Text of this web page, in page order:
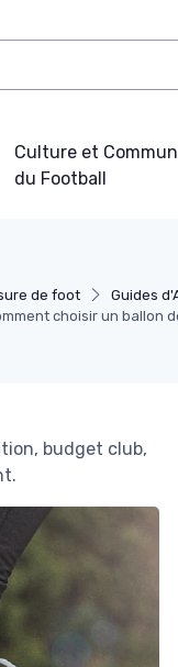
Culture et
du Football
de foot Guides
choisir un ballon
budget club,